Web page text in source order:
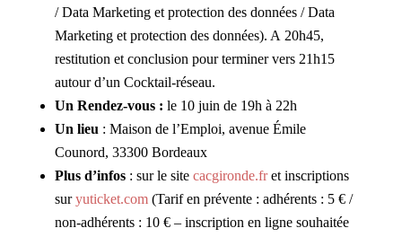
/ Data Marketing et protection des données / Data
Marketing et protection des données). A 20h45,
restitution et conclusion pour terminer vers 21h15
autour d’un Cocktail-réseau.
Un Rendez-vous : le 10 juin de 19h à 22h
Un lieu : Maison de l’Emploi, avenue Émile
Counord, 33300 Bordeaux
Plus d’infos: sur le site cacgironde.fret inscriptions
suryuticket.com(Tarif en prévente : adhérents : 5 € /
non-adhérents : 10 € – inscription en ligne souhaitée